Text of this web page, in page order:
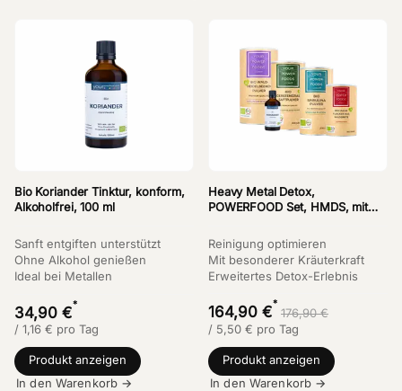
Bio Koriander Tinktur, konform,
Alkoholfrei, 100 ml
Sanft entgiften unterstützt
Ohne Alkohol genießen
Ideal bei Metallen
34,90 €*
/ 1,16 € pro Tag
Produkt anzeigen
In den Warenkorb →
Heavy Metal Detox,
POWERFOOD Set, HMDS, mit
Reinigung optimieren
Mit besonderer Kräuterkraft
Erweitertes Detox-Erlebnis
164,90 €*
176,90 €
/ 5,50 € pro Tag
Produkt anzeigen
In den Warenkorb →